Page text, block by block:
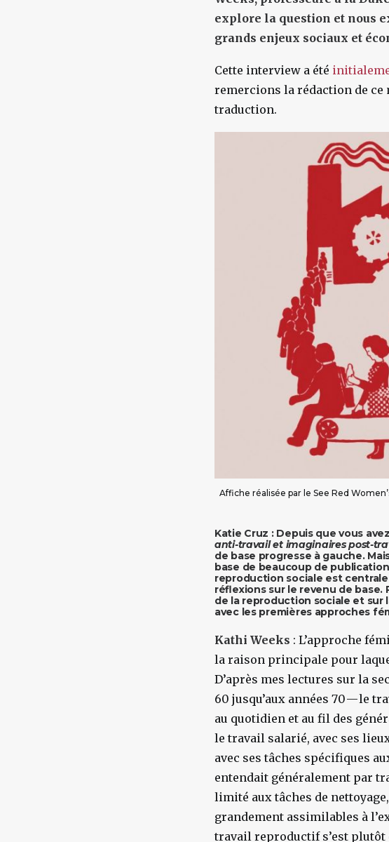
explore la question et nous
grands enjeux sociaux et
Cette interview a été
remercions la rédaction de ce
traduction.
Affiche réalisée par le See Red
Katie Cruz : Depuis que vous
anti-travail et imaginaires post-
de base progresse à gauche.
base de beaucoup de
reproduction sociale est
réflexions sur le revenu de
de la reproduction sociale et
avec les premières approches
Kathi Weeks : L’approche
la raison principale pour
D’après mes lectures sur la
60 jusqu’aux années 70 — le
au quotidien et au fil des
le travail salarié, avec ses
avec ses tâches spécifiques
entendait généralement par
limité aux tâches de
grandement assimilables à
travail reproductif s’est plutôt